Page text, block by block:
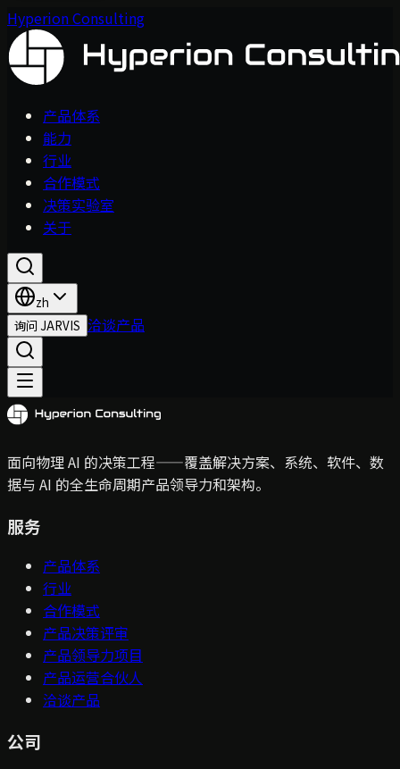
Hyperion Consulting
产品体系
能力
行业
合作模式
决策实验室
关于
zh
询问 JARVIS 洽谈产品
面向物理 AI 的决策工程——覆盖解决方案、系统、软件、数
据与 AI 的全生命周期产品领导力和架构。
服务
产品体系
行业
合作模式
产品决策评审
产品领导力项目
产品运营合伙人
洽谈产品
公司